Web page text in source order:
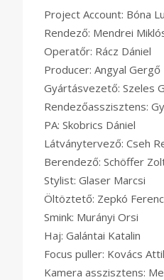
Project Account: Bóna
Rendező: Mendrei
Operatőr: Rácz Dániel
Producer: Angyal Gergő
Gyártásvezető: Szeles
Rendezőasszisztens:
PA: Skobrics Dániel
Látványtervező: Cseh
Berendező: Schöffer
Stylist: Glaser Marcsi
Öltöztető: Zepkó
Smink: Murányi Orsi
Haj: Galántai Katalin
Focus puller: Kovács
Kamera asszisztens: